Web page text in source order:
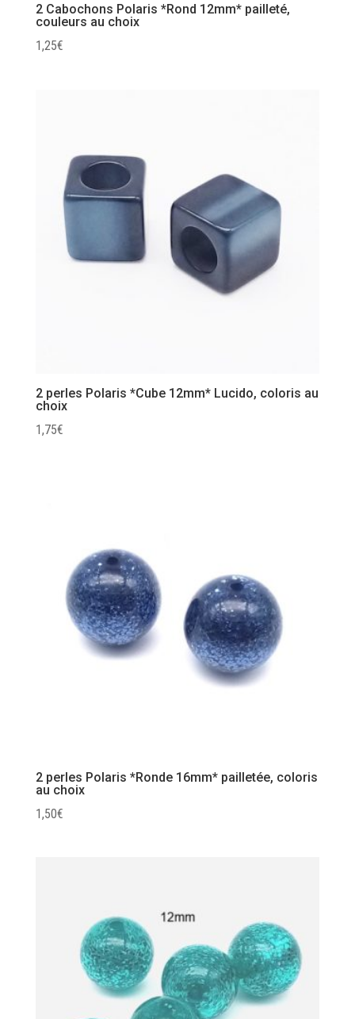
2 Cabochons Polaris *Rond 12mm* pailleté,
couleurs au choix
1,25€
2 perles Polaris *Cube 12mm* Lucido, coloris au
choix
1,75€
2 perles Polaris *Ronde 16mm* pailletée, coloris
au choix
1,50€